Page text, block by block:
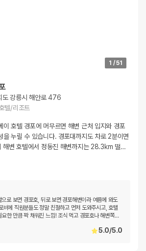
1 /51
도 강릉시 해안로 476
텔/리조트
이 호텔 경포에 머무르면 해변 근처 입지와 경포
을 누릴 수 있습니다. 경포대까지도 차로 2분이면
해변 호텔에서 정동진 해변까지는 28.3km 떨…
로 보면 경포호, 뒤로 보면 경포해변이라 여름에 와도
비에 직원분들도 정말 친절하고 먼저 도와주시고, 호텔
한 만큼 꽉 채워진 느낌! 조식 먹고 경포호나 해변쪽…
5.0/5.0